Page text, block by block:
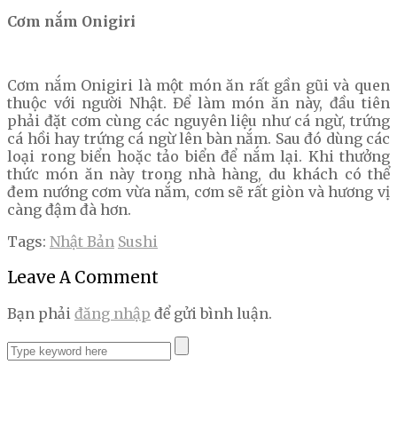
Cơm nắm Onigiri
Cơm nắm Onigiri là một món ăn rất gần gũi và quen
thuộc với người Nhật. Để làm món ăn này, đầu tiên
phải đặt cơm cùng các nguyên liệu như cá ngừ, trứng
cá hồi hay trứng cá ngừ lên bàn nắm. Sau đó dùng các
loại rong biển hoặc tảo biển để nắm lại. Khi thưởng
thức món ăn này trong nhà hàng, du khách có thể
đem nướng cơm vừa nắm, cơm sẽ rất giòn và hương vị
càng đậm đà hơn.
Tags: Nhật Bản Sushi
Leave A Comment
Bạn phải đăng nhập để gửi bình luận.